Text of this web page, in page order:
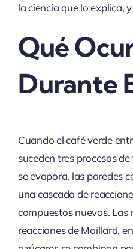
la ciencia que lo explica,
Qué
Durante
Cuando el café verde
suceden tres procesos
se evapora, las paredes
una cascada de
compuestos nuevos. Las
reacciones de Maillard,